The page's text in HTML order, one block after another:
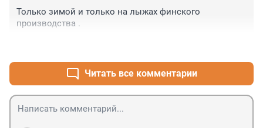
Только зимой и только на лыжах финского
производства .
Читать все комментарии